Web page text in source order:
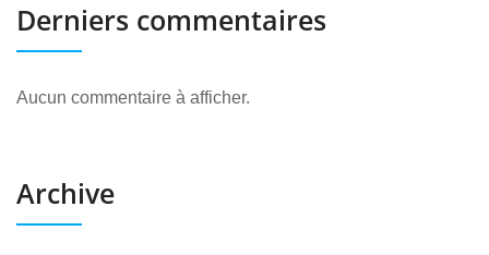
Derniers commentaires
Aucun commentaire à afficher.
Archive